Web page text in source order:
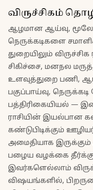
விருச்சிகம்
ஆழமான ஆய்வு,
நெருக்கடிகளை
துறையிலும்
சிகிச்சை, மனநல
உளவுத்துறை பணி,
பகுப்பாய்வு,
பத்திரிகையியல் —
ராசியின் இயல்பான
கண்டுபிடிக்கும்
அமைதியாக இருக்கும்
பழைய வழக்கை
இவர்களெல்லாம்
விஷயங்களில்,